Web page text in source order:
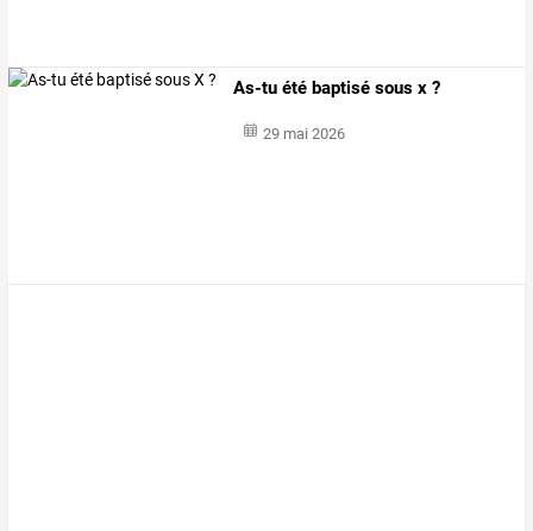
As-tu été baptisé sous x ?
29 mai 2026